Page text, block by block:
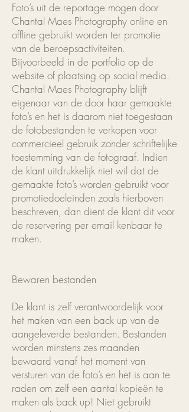
Foto’s uit de reportage mogen door
Chantal Maes Photography online en
offline gebruikt worden ter promotie
van de beroepsactiviteiten.
Bijvoorbeeld in de portfolio op de
website of plaatsing op social media.
Chantal Maes Photography blijft
eigenaar van de door haar gemaakte
foto’s en het is daarom niet toegestaan
de fotobestanden te verkopen voor
commercieel gebruik zonder schriftelijke
toestemming van de fotograaf. Indien
de klant uitdrukkelijk niet wil dat de
gemaakte foto’s worden gebruikt voor
promotiedoeleinden zoals hierboven
beschreven, dan dient de klant dit voor
de reservering per email kenbaar te
maken.
Bewaren bestanden
De klant is zelf verantwoordelijk voor
het maken van een back up van de
aangeleverde bestanden. Bestanden
worden minstens zes maanden
bewaard vanaf het moment van
versturen van de foto’s en het is aan te
raden om zelf een aantal kopieën te
maken als back up! Niet gebruikt